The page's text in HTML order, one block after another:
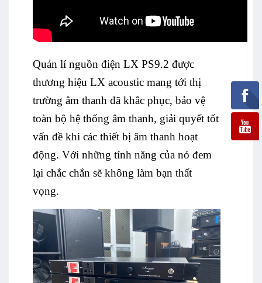
Quản lí nguồn điện LX PS9.2 được
thương hiệu LX acoustic mang tới thị
trường âm thanh đã khắc phục, bảo vệ
toàn bộ hệ thống âm thanh, giải quyết tốt
vấn đề khi các thiết bị âm thanh hoạt
động. Với những tính năng của nó đem
lại chắc chắn sẽ không làm bạn thất
vọng.